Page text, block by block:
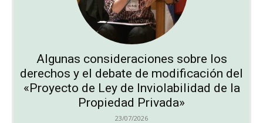
Algunas consideraciones sobre los
derechos y el debate de modificación del
«Proyecto de Ley de Inviolabilidad de la
Propiedad Privada»
23/07/2026